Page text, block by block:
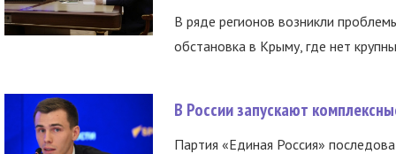
В ряде регионов возникли
обстановка в Крыму, где нет
В России запускают
Партия «Единая Россия»